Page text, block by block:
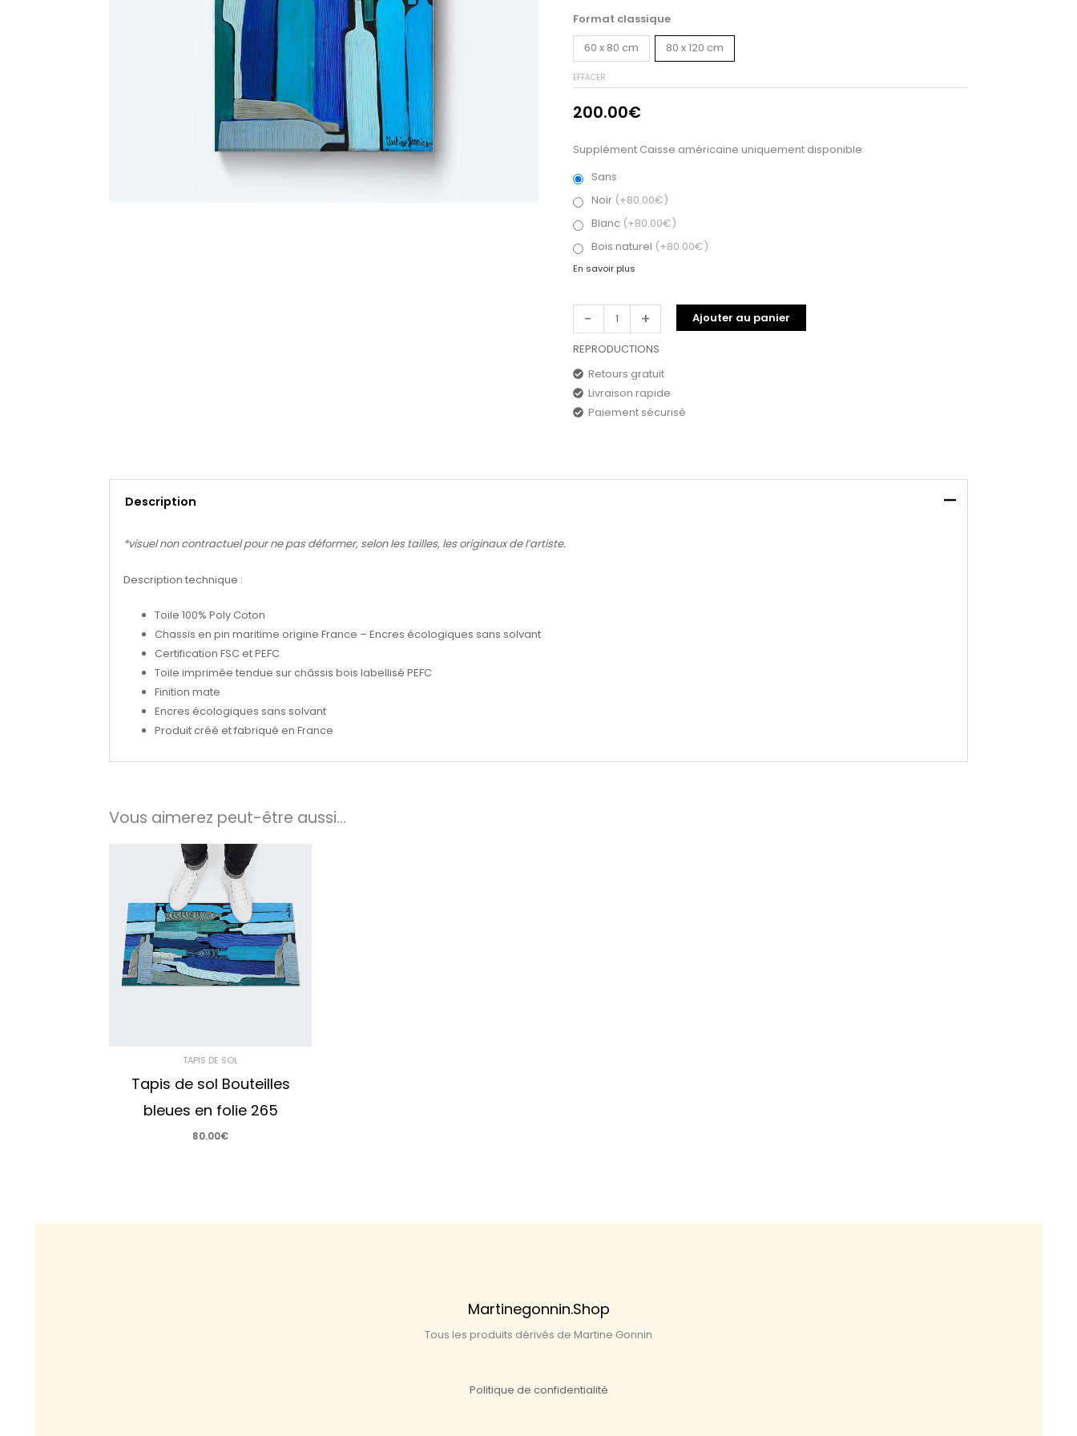
Format classique
60 x 80 cm
80 x 120 cm
EFFACER
200.00€
Supplément Caisse américaine uniquement disponible
Sans
Noir (+80.00€)
Blanc (+80.00€)
Bois naturel (+80.00€)
En savoir plus
- + Ajouter au panier
REPRODUCTIONS
Retours gratuit
Livraison rapide
Paiement sécurisé
Description
*visuel non contractuel pour ne pas déformer, selon les tailles, les originaux de l’artiste.
Description technique :
Toile 100% Poly Coton
Chassis en pin maritime origine France – Encres écologiques sans solvant
Certification FSC et PEFC
Toile imprimée tendue sur châssis bois labellisé PEFC
Finition mate
Encres écologiques sans solvant
Produit créé et fabriqué en France
Vous aimerez peut-être aussi…
TAPIS DE SOL
Tapis de sol Bouteilles
bleues en folie 265
80.00€
Martinegonnin.shop
Tous les produits dérivés de Martine Gonnin
Politique de confidentialité